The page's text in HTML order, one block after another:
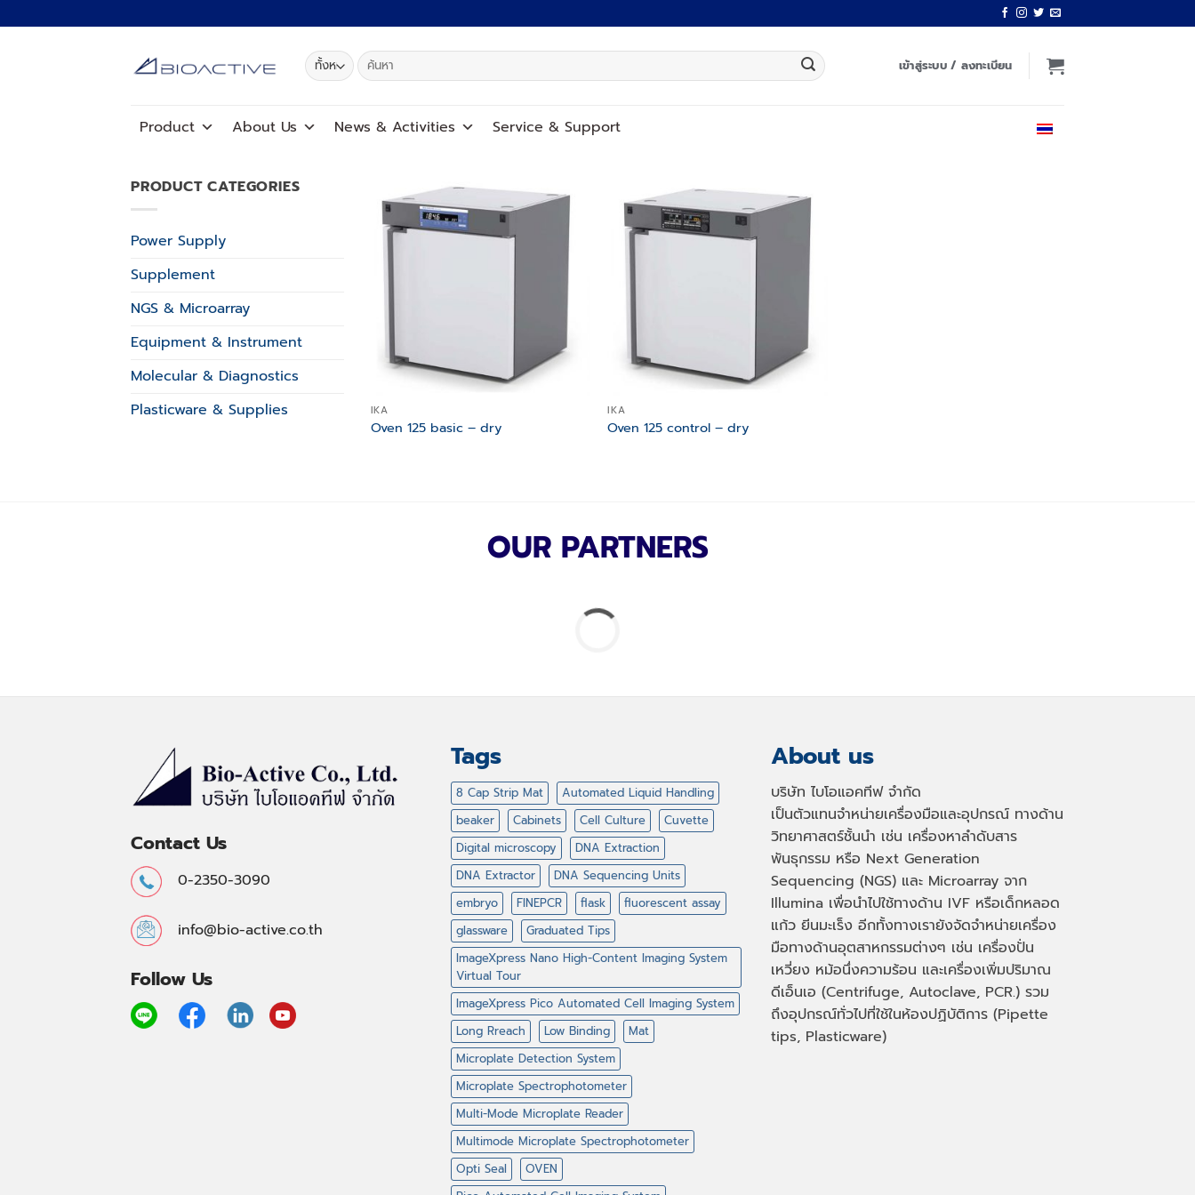
ไป
ค้นหา: เข้าสู่ระบบ / ลงทะเบียน
Product About Us News & Activities Service & Support
PRODUCT CATEGORIES
Power Supply
Supplement
NGS & Microarray
Equipment & Instrument
Molecular & Diagnostics
Plasticware & Supplies
Add to
IKA
Oven 125 basic – dry
Add to
wishlist
IKA
Oven 125 control – dry
OUR PARTNERS
Contact Us
0-2350-3090
info@bio-active.co.th
Follow Us
Tags
8 Cap Strip Mat
Automated Liquid Handling
beaker
Cabinets Cell Culture
Cuvette
Digital microscopy
DNA Extraction
DNA Extractor
DNA Sequencing Units
embryo
FINEPCR flask
fluorescent assay
glassware
Graduated Tips
ImageXpress Nano High-Content Imaging System
Virtual Tour
ImageXpress Pico Automated Cell Imaging System
Long Rreach
Low Binding
Mat
Microplate Detection System
Microplate Spectrophotometer
Multi-Mode Microplate Reader
Multimode Microplate Spectrophotometer
Opti Seal
OVEN
About us
บริษัท ไบโอแอคทีฟ จำกัด
เป็นตัวแทนจำหน่ายเครื่องมือและอุปกรณ์ ทางด้าน
วิทยาศาสตร์ชั้นนำ เช่น เครื่องหาลำดับสาร
พันธุกรรม หรือ Next Generation
Sequencing (NGS) และ Microarray จาก
Illumina เพื่อนำไปใช้ทางด้าน IVF หรือเด็กหลอด
แก้ว ยีนมะเร็ง อีกทั้งทางเรายังจัดจำหน่ายเครื่อง
มือทางด้านอุตสาหกรรมต่างๆ เช่น เครื่องปั่น
เหวี่ยง หม้อนึ่งความร้อน และเครื่องเพิ่มปริมาณ
ดีเอ็นเอ (Centrifuge, Autoclave, PCR.) รวม
ถึงอุปกรณ์ทั่วไปที่ใช้ในห้องปฏิบัติการ (Pipette
tips, Plasticware)